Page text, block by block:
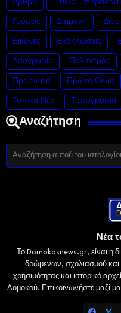
Άρθρα Έθιμα -
Γεύσεις Διαμονή
Εικόνες Εκδηλώσεις
Λαογραφία Πολιτισμός
Πρόσωπα Πρώτο Θέμα
Τοπικά Νέα Τοπογραφία
Αναζήτηση
Νέα
Το Domokosnews.gr, είναι η
δρώμενων, σχολιασμού
χρησιμότητας και ιστορικό
Δομοκού. Επικοινωνήστε μαζί